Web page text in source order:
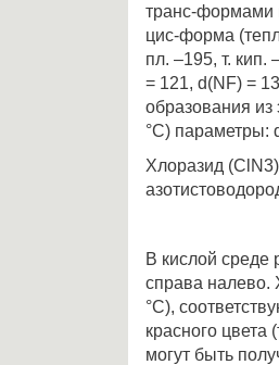
транс-формами
цис-форма
пл. –195, т.
= 121, d(NF) =
образования из
°С) параметры:
Хлоразид
В кислой среде
справа налево.
°С),
красного
могут быть